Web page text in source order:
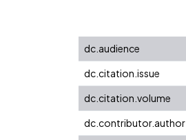
dc.audience
dc.citation.issue
dc.citation.volume
dc.contributor.author